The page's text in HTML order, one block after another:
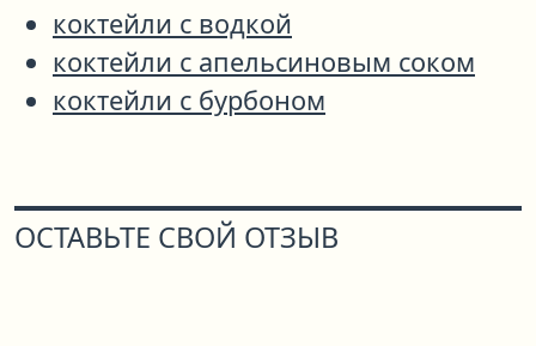
коктейли с водкой
коктейли с апельсиновым соком
коктейли с бурбоном
ОСТАВЬТЕ СВОЙ ОТЗЫВ